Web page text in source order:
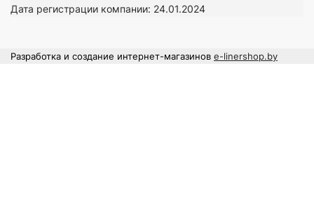
Дата регистрации компании: 24.01.2024
Разработка и создание интернет-магазинов e-linershop.by